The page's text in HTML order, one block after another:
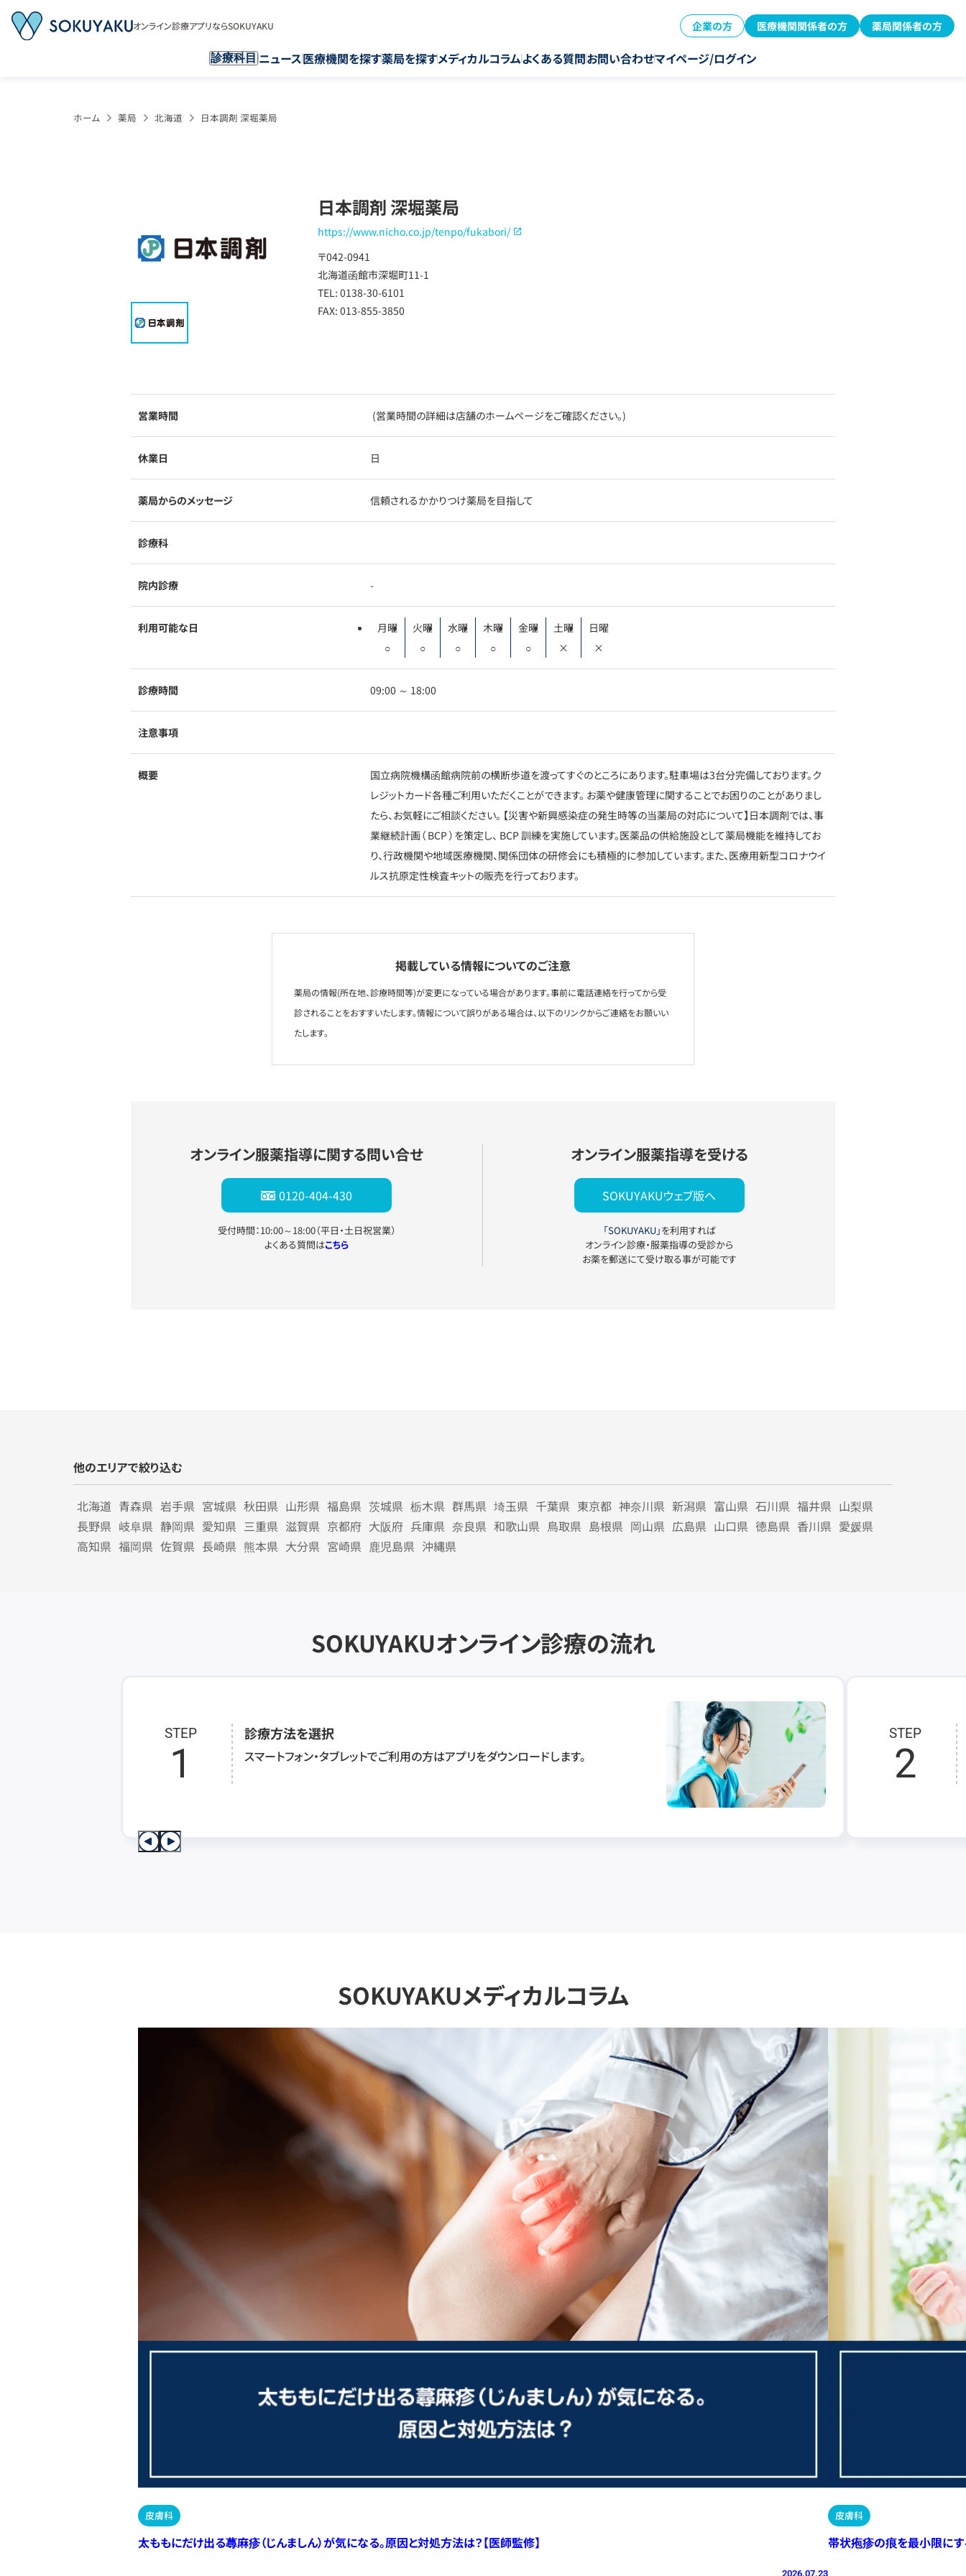
オンライン診療アプリならSOKUYAKU 企業の方 医療機関関係者の方 薬局関係者の方
診療科目 ニュース医療機関を探す薬局を探すメディカルコラムよくある質問お問い合わせマイページ/ログイン
ホーム 薬局 北海道 日本調剤 深堀薬局
日本調剤 深堀薬局
https://www.nicho.co.jp/tenpo/fukabori/
〒042-0941
北海道函館市深堀町11-1
TEL: 0138-30-6101
FAX: 013-855-3850
営業時間 (営業時間の詳細は店舗のホームページをご確認ください。)
休業日 日
薬局からのメッセージ 信頼されるかかりつけ薬局を目指して
診療科
院内診療 -
利用可能な日
月曜
○
火曜
○
水曜
○
木曜
○
金曜
○
土曜
×
日曜
×
診療時間 09:00 ～ 18:00
注意事項
概要
国立病院機構函館病院前の横断歩道を渡ってすぐのところにあります。駐車場は3台分完備しております。ク
レジットカード各種ご利用いただくことができます。 お薬や健康管理に関することでお困りのことがありまし
たら、お気軽にご相談ください。 【災害や新興感染症の発生時等の当薬局の対応について】日本調剤では、事
業継続計画（ BCP ）を策定し、 BCP 訓練を実施しています。医薬品の供給施設として薬局機能を維持してお
り、行政機関や地域医療機関、関係団体の研修会にも積極的に参加しています。また、医療用新型コロナウイ
ルス抗原定性検査キットの販売を行っております。
掲載している情報についてのご注意
薬局の情報(所在地、診療時間等)が変更になっている場合があります。事前に電話連絡を行ってから受
診されることをおすすいたします。情報について誤りがある場合は、以下のリンクからご連絡をお願いい
たします。
オンライン服薬指導に関する問い合せ
0120-404-430
受付時間：10:00～18:00（平日・土日祝営業）
よくある質問はこちら
オンライン服薬指導を受ける
SOKUYAKUウェブ版へ
「SOKUYAKU」を利用すれば
オンライン診療・服薬指導の受診から
お薬を郵送にて受け取る事が可能です
他のエリアで絞り込む
北海道 青森県 岩手県 宮城県 秋田県 山形県 福島県 茨城県 栃木県 群馬県 埼玉県 千葉県 東京都 神奈川県 新潟県 富山県 石川県 福井県 山梨県
長野県 岐阜県 静岡県 愛知県 三重県 滋賀県 京都府 大阪府 兵庫県 奈良県 和歌山県 鳥取県 島根県 岡山県 広島県 山口県 徳島県 香川県 愛媛県
高知県 福岡県 佐賀県 長崎県 熊本県 大分県 宮崎県 鹿児島県 沖縄県
SOKUYAKUオンライン診療の流れ
STEP
1
診療方法を選択
スマートフォン・タブレットでご利用の方はアプリをダウンロードします。
STEP
2
SOKUYAKUメディカルコラム
皮膚科
太ももにだけ出る蕁麻疹（じんましん）が気になる。原因と対処方法は？【医師監修】
2026.07.23
皮膚科
帯状疱疹の痕を最小限にす